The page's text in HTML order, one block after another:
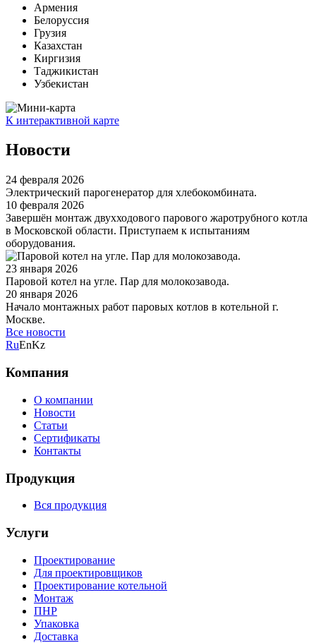
Армения
Белоруссия
Грузия
Казахстан
Киргизия
Таджикистан
Узбекистан
К интерактивной карте
Новости
24 февраля 2026
Электрический парогенератор для хлебокомбината.
10 февраля 2026
Завершён монтаж двухходового парового жаротрубного котла
в Московской области. Приступаем к испытаниям
оборудования.
23 января 2026
Паровой котел на угле. Пар для молокозавода.
20 января 2026
Начало монтажных работ паровых котлов в котельной г.
Москве.
Все новости
RuEnKz
Компания
О компании
Новости
Статьи
Сертификаты
Контакты
Продукция
Вся продукция
Услуги
Проектирование
Для проектировщиков
Проектирование котельной
Монтаж
ПНР
Упаковка
Доставка